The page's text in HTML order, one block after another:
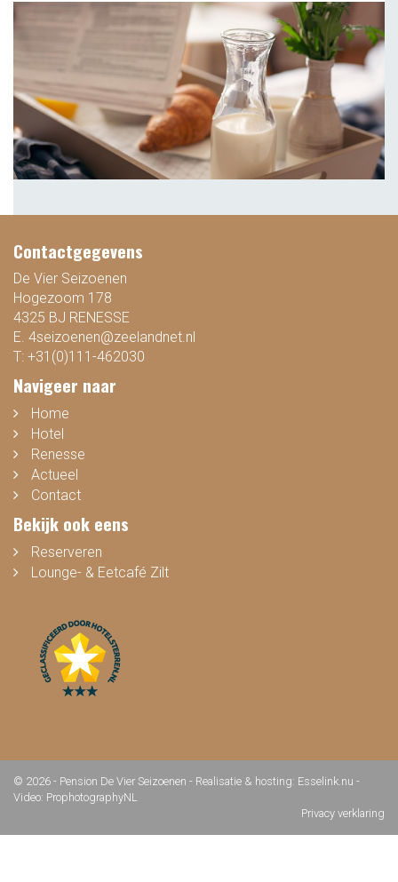
Contactgegevens
De Vier Seizoenen
Hogezoom 178
4325 BJ RENESSE
E. 4seizoenen@zeelandnet.nl
T: +31(0)111-462030
Navigeer naar
Home
Hotel
Renesse
Actueel
Contact
Bekijk ook eens
Reserveren
Lounge- & Eetcafé Zilt
© 2026 - Pension De Vier Seizoenen - Realisatie & hosting: Esselink.nu -
Video: ProphotographyNL
Privacy verklaring